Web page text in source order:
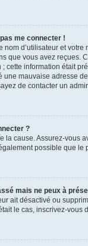
me connecter !
d’utilisateur et
que vous avez reçues.
cette information était
une mauvaise adresse
de contacter un
?
la cause. Assurez-vous
possible que
mais ne peux à
ait désactivé ou
le cas, inscrivez-vous